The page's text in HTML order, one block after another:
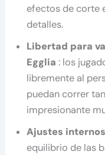
efectos de corte
detalles.
Libertad para
Egglia: los
libremente al
puedan correr
impresionante
Ajustes
equilibrio de las